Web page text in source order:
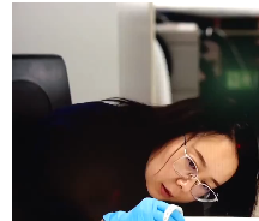
科创
文化 书画
中央文件